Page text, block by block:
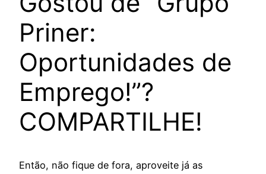
Priner:
Oportunidades de
Emprego!”?
COMPARTILHE!
Então, não fique de fora, aproveite já as